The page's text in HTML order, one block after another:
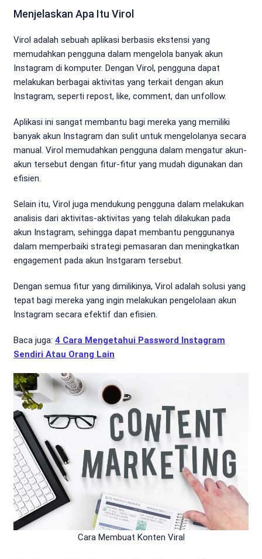
Menjelaskan Apa Itu Virol
Virol adalah sebuah aplikasi berbasis ekstensi yang
memudahkan pengguna dalam mengelola banyak akun
Instagram di komputer. Dengan Virol, pengguna dapat
melakukan berbagai aktivitas yang terkait dengan akun
Instagram, seperti repost, like, comment, dan unfollow.
Aplikasi ini sangat membantu bagi mereka yang memiliki
banyak akun Instagram dan sulit untuk mengelolanya secara
manual. Virol memudahkan pengguna dalam mengatur akun-
akun tersebut dengan fitur-fitur yang mudah digunakan dan
efisien.
Selain itu, Virol juga mendukung pengguna dalam melakukan
analisis dari aktivitas-aktivitas yang telah dilakukan pada
akun Instagram, sehingga dapat membantu penggunanya
dalam memperbaiki strategi pemasaran dan meningkatkan
engagement pada akun Instgaram tersebut.
Dengan semua fitur yang dimilikinya, Virol adalah solusi yang
tepat bagi mereka yang ingin melakukan pengelolaan akun
Instagram secara efektif dan efisien.
Baca juga: 4 Cara Mengetahui Password Instagram
Sendiri Atau Orang Lain
Cara Membuat Konten Viral